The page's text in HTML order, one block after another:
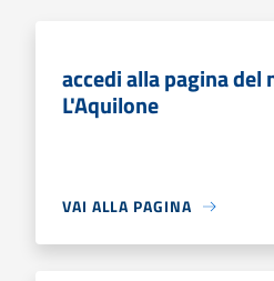
accedi alla pagina
L'Aquilone
VAI ALLA PAGINA